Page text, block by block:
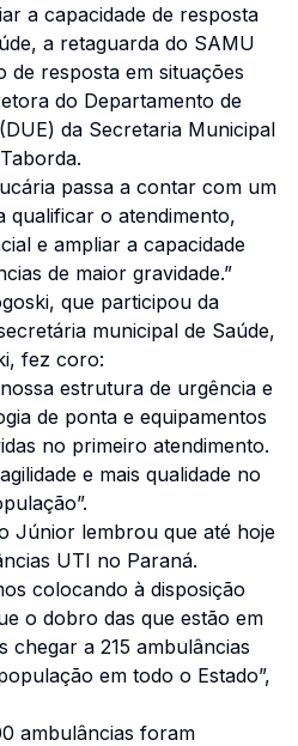
a capacidade de resposta
a retaguarda do SAMU
de resposta em situações
do Departamento de
da Secretaria Municipal
passa a contar com um
qualificar o atendimento,
e ampliar a capacidade
de maior gravidade.”
que participou da
municipal de Saúde,
fez coro:
estrutura de urgência e
de ponta e equipamentos
no primeiro atendimento.
e mais qualidade no
Júnior lembrou que até hoje
UTI no Paraná.
colocando à disposição
o dobro das que estão em
chegar a 215 ambulâncias
em todo o Estado”,
ambulâncias foram